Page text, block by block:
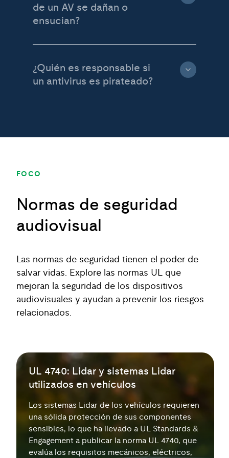
de un AV se dañan o
ensucian?
¿Quién es responsable si
un antivirus es pirateado?
FOCO
Normas de seguridad
audiovisual
Las normas de seguridad tienen el poder de
salvar vidas. Explore las normas UL que
mejoran la seguridad de los dispositivos
audiovisuales y ayudan a prevenir los riesgos
relacionados.
UL 4740: Lidar y sistemas Lidar
utilizados en vehículos
Los sistemas Lidar de los vehículos requieren
una sólida protección de sus componentes
sensibles, lo que ha llevado a UL Standards &
Engagement a publicar la norma UL 4740, que
evalúa los requisitos mecánicos, eléctricos,